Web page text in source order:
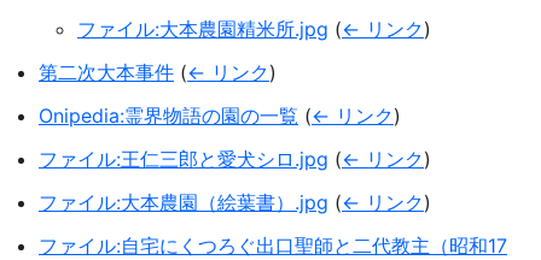
ファイル:大本農園精米所.jpg (← リンク)
第二次大本事件 (← リンク)
Onipedia:霊界物語の園の一覧 (← リンク)
ファイル:王仁三郎と愛犬シロ.jpg (← リンク)
ファイル:大本農園（絵葉書）.jpg (← リンク)
ファイル:自宅にくつろぐ出口聖師と二代教主（昭和17